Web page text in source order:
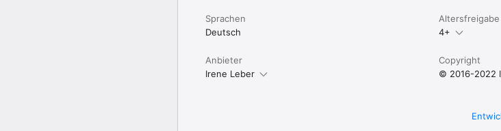
Sprachen
Deutsch
Altersfreigabe
4+
Anbieter
Irene Leber
Copyright
© 2016-2022